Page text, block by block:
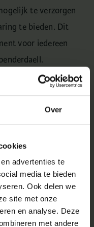
Over
advertenties te
media te bieden
Ook delen we
site met onze
en analyse. Deze
met andere
te verzorgen
te bieden. Dit
voor iedereen
de
een nieuwe
Dolfijn een
en wordt bij
toegevoegd.
best mogelijke
te inspireren.”